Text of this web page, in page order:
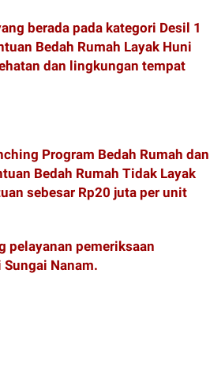
berada pada kategori Desil 1
Bedah Rumah Layak Huni
dan lingkungan tempat
Program Bedah Rumah dan
Bedah Rumah Tidak Layak
sebesar Rp20 juta per unit
pelayanan pemeriksaan
Nanam.